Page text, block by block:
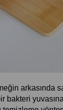
arkasında
bakteri